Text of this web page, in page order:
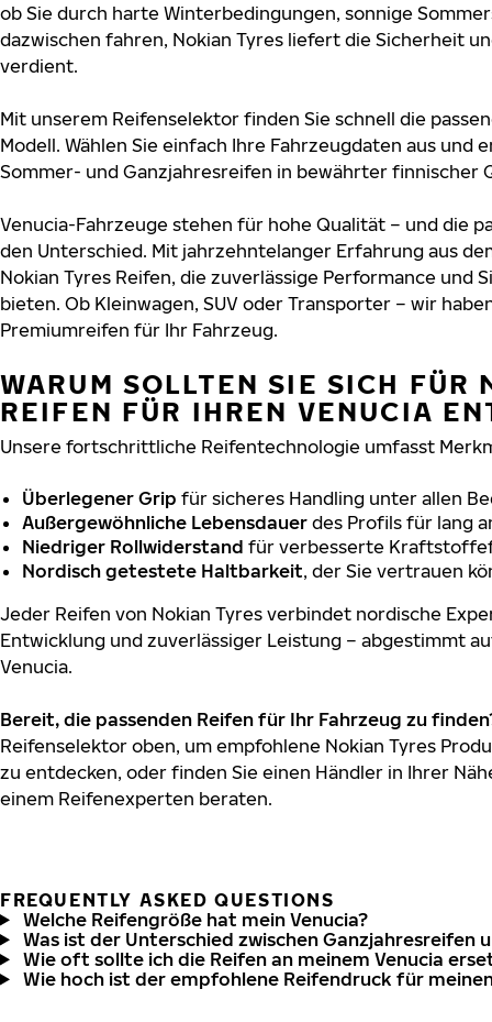
ob Sie durch harte Winterbedingungen, sonnige
dazwischen fahren, Nokian Tyres liefert die Sicherheit
verdient.
Mit unserem Reifenselektor finden Sie schnell die
Modell. Wählen Sie einfach Ihre Fahrzeugdaten aus und
Sommer- und Ganzjahresreifen in bewährter finnischer
Venucia-Fahrzeuge stehen für hohe Qualität – und die
den Unterschied. Mit jahrzehntelanger Erfahrung aus
Nokian Tyres Reifen, die zuverlässige Performance und
bieten. Ob Kleinwagen, SUV oder Transporter – wir
Premiumreifen für Ihr Fahrzeug.
WARUM SOLLTEN SIE SICH FÜR
REIFEN FÜR IHREN VENUCIA
Unsere fortschrittliche Reifentechnologie umfasst
Überlegener Grip für sicheres Handling unter allen
Außergewöhnliche Lebensdauer des Profils für lang
Niedriger Rollwiderstand für verbesserte
Nordisch getestete Haltbarkeit, der Sie vertrauen
Jeder Reifen von Nokian Tyres verbindet nordische
Entwicklung und zuverlässiger Leistung – abgestimmt
Venucia.
Bereit, die passenden Reifen für Ihr Fahrzeug zu
Reifenselektor oben, um empfohlene Nokian Tyres
zu entdecken, oder finden Sie einen Händler in Ihrer
einem Reifenexperten beraten.
FREQUENTLY ASKED QUESTIONS
Welche Reifengröße hat mein Venucia?
Was ist der Unterschied zwischen Ganzjahresreifen
Wie oft sollte ich die Reifen an meinem Venucia
Wie hoch ist der empfohlene Reifendruck für